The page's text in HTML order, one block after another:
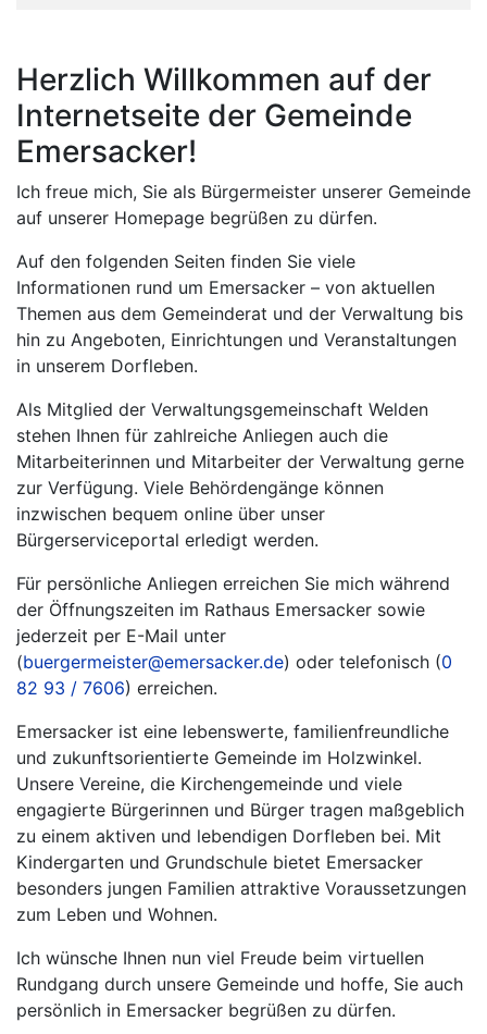
Herzlich Willkommen auf der
Internetseite der Gemeinde
Emersacker!
Ich freue mich, Sie als Bürgermeister unserer Gemeinde
auf unserer Homepage begrüßen zu dürfen.
Auf den folgenden Seiten finden Sie viele
Informationen rund um Emersacker – von aktuellen
Themen aus dem Gemeinderat und der Verwaltung bis
hin zu Angeboten, Einrichtungen und Veranstaltungen
in unserem Dorfleben.
Als Mitglied der Verwaltungsgemeinschaft Welden
stehen Ihnen für zahlreiche Anliegen auch die
Mitarbeiterinnen und Mitarbeiter der Verwaltung gerne
zur Verfügung. Viele Behördengänge können
inzwischen bequem online über unser
Bürgerserviceportal erledigt werden.
Für persönliche Anliegen erreichen Sie mich während
der Öffnungszeiten im Rathaus Emersacker sowie
jederzeit per E-Mail unter
(buergermeister@emersacker.de) oder telefonisch (0
82 93 / 7606) erreichen.
Emersacker ist eine lebenswerte, familienfreundliche
und zukunftsorientierte Gemeinde im Holzwinkel.
Unsere Vereine, die Kirchengemeinde und viele
engagierte Bürgerinnen und Bürger tragen maßgeblich
zu einem aktiven und lebendigen Dorfleben bei. Mit
Kindergarten und Grundschule bietet Emersacker
besonders jungen Familien attraktive Voraussetzungen
zum Leben und Wohnen.
Ich wünsche Ihnen nun viel Freude beim virtuellen
Rundgang durch unsere Gemeinde und hoffe, Sie auch
persönlich in Emersacker begrüßen zu dürfen.